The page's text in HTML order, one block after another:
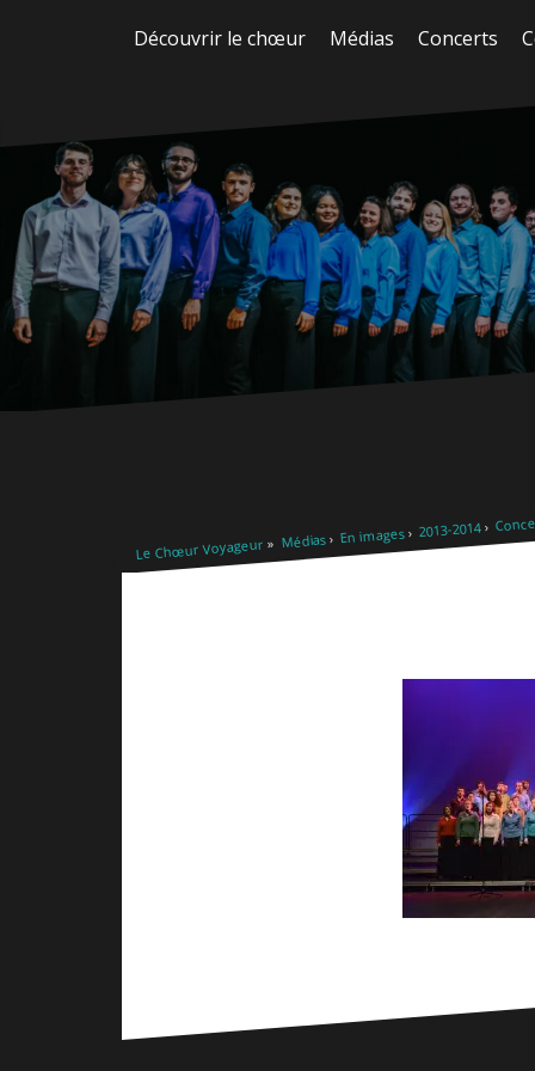
Découvrir le chœur Médias Concerts
Le Chœur Voyageur Médias En images 2013-2014